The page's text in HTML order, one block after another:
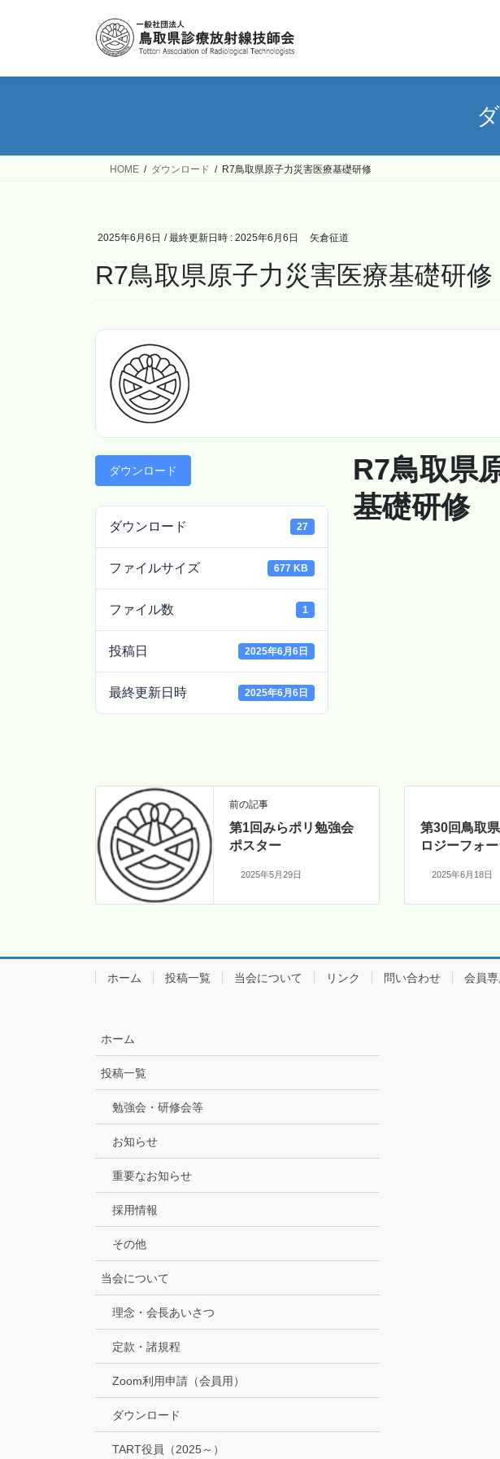
HOME ダウンロード R7鳥取県原子力災害医療基礎研修
2025年6月6日 / 最終更新日時 : 2025年6月6日 矢倉征道
R7鳥取県原子力災害医療基礎研修
ダウンロード
ダウンロード 27
ファイルサイズ 677 KB
ファイル数 1
投稿日 2025年6月6日
最終更新日時 2025年6月6日
R7鳥取県
基礎研修
前の記事
第1回みらポリ勉強会
ポスター
2025年5月29日
第30回鳥取
ロジーフォ
2025年6月18日
ホーム 投稿一覧 当会について リンク 問い合わせ 会員専
ホーム
投稿一覧
勉強会・研修会等
お知らせ
重要なお知らせ
採用情報
その他
当会について
理念・会長あいさつ
定款・諸規程
Zoom利用申請（会員用）
ダウンロード
TART役員（2025～）